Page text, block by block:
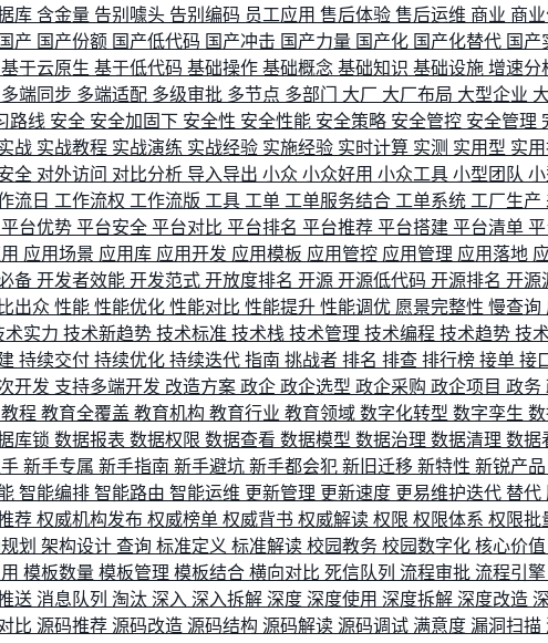
库 含金量 告别噱头 告别编码 员工应用 售后体验 售后运维 商业 商
国产 国产份额 国产低代码 国产冲击 国产力量 国产化 国产化替代 国产
基于云原生 基于低代码 基础操作 基础概念 基础知识 基础设施 增速分
多端同步 多端适配 多级审批 多节点 多部门 大厂 大厂布局 大型企业
路线 安全 安全加固下 安全性 安全性能 安全策略 安全管控 安全管理
战 实战教程 实战演练 实战经验 实施经验 实时计算 实测 实用型 实
全 对外访问 对比分析 导入导出 小众 小众好用 小众工具 小型团队
流日 工作流权 工作流版 工具 工单 工单服务结合 工单系统 工厂生产
平台优势 平台安全 平台对比 平台排名 平台推荐 平台搭建 平台清单
应用场景 应用库 应用开发 应用模板 应用管控 应用管理 应用落地
备 开发者效能 开发范式 开放度排名 开源 开源低代码 开源排名 开源
出众 性能 性能优化 性能对比 性能提升 性能调优 愿景完整性 慢查询
术实力 技术新趋势 技术标准 技术栈 技术管理 技术编程 技术趋势 技
持续交付 持续优化 持续迭代 指南 挑战者 排名 排查 排行榜 接单 接
开发 支持多端开发 改造方案 政企 政企选型 政企采购 政企项目 政务
教程 教育全覆盖 教育机构 教育行业 教育领域 数字化转型 数字孪生
库锁 数据报表 数据权限 数据查看 数据模型 数据治理 数据清理 数据
新手专属 新手指南 新手避坑 新手都会犯 新旧迁移 新特性 新锐产品
智能编排 智能路由 智能运维 更新管理 更新速度 更易维护迭代 替代
荐 权威机构发布 权威榜单 权威背书 权威解读 权限 权限体系 权限批
划 架构设计 查询 标准定义 标准解读 校园教务 校园数字化 核心价值
模板数量 模板管理 模板结合 横向对比 死信队列 流程审批 流程引擎
送 消息队列 淘汰 深入 深入拆解 深度 深度使用 深度拆解 深度改造
比 源码推荐 源码改造 源码结构 源码解读 源码调试 满意度 漏洞扫描